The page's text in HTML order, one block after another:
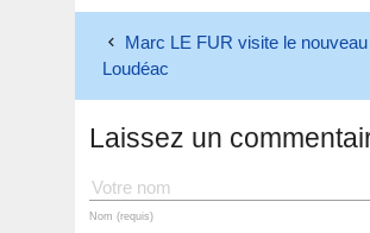
Marc LE FUR visite le
Loudéac
Laissez un
Nom (requis)